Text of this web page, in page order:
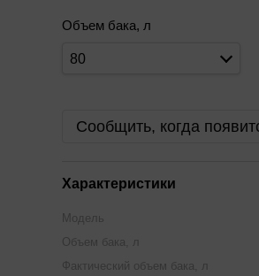
Объем бака, л
80
Сообщить, когда
Характеристики
Модель
Объем бака, л
Фактический объем бака, л